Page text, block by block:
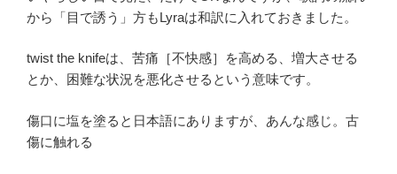
から「目で誘う」方もLyraは和訳に入れておきました。
twist the knifeは、苦痛［不快感］を高める、増大させる
とか、困難な状況を悪化させるという意味です。
傷口に塩を塗ると日本語にありますが、あんな感じ。古
傷に触れる